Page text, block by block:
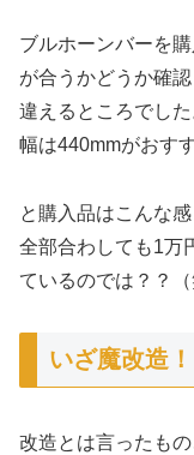
ブルホーンバーを
が合うかどうか確
違えるところでした
幅は440mmがおす
と購入品はこんな感
全部合わしても1万
ているのでは？？（
いざ魔改造！
改造とは言ったも